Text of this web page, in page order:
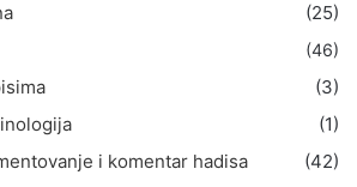
(25)
(46)
(3)
(1)
i komentar hadisa
(42)